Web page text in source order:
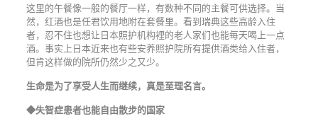
这里的午餐像一般的餐厅一样，有数种不同的主餐可供选择。当
然，红酒也是任君饮用地附在套餐里。看到瑞典这些高龄入住
者，忍不住也想让日本照护机构裡的老人家们也能每天喝上一点
酒。事实上日本近来也有些安养照护院所有提供酒类给入住者，
但肯这样做的院所仍然少之又少。
生命是为了享受人生而继续，真是至理名言。
◆失智症患者也能自由散步的国家